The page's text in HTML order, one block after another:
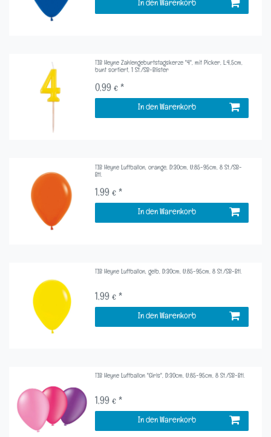
In den Warenkorb
TIB Heyne Zahlengeburtstagskerze "4", mit Picker, L:4,5cm,
bunt sortiert, 1 St./SB-Blister
0,99 € *
In den Warenkorb
TIB Heyne Luftballon, orange, D:30cm, U:85-95cm, 8 St./SB-
Btl.
1,99 € *
In den Warenkorb
TIB Heyne Luftballon, gelb, D:30cm, U:85-95cm, 8 St./SB-Btl.
1,99 € *
In den Warenkorb
TIB Heyne Luftballon "Girls", D:30cm, U:85-95cm, 8 St./SB-Btl.
1,99 € *
In den Warenkorb